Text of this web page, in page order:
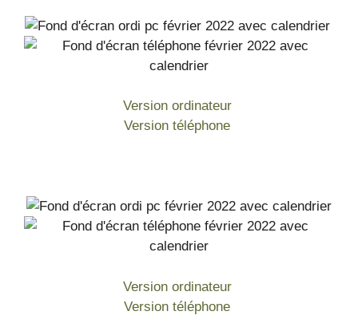
Version ordinateur
Version téléphone
Version ordinateur
Version téléphone